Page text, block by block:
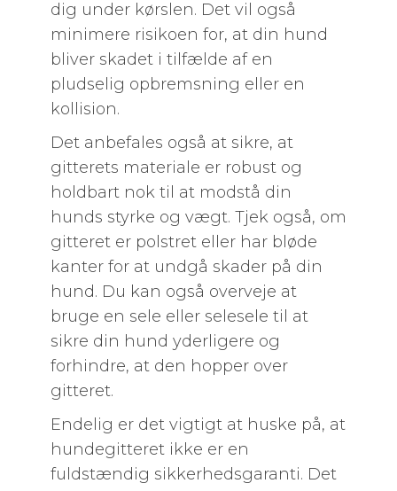
dig under kørslen. Det vil også
minimere risikoen for, at din hund
bliver skadet i tilfælde af en
pludselig opbremsning eller en
kollision.
Det anbefales også at sikre, at
gitterets materiale er robust og
holdbart nok til at modstå din
hunds styrke og vægt. Tjek også, om
gitteret er polstret eller har bløde
kanter for at undgå skader på din
hund. Du kan også overveje at
bruge en sele eller selesele til at
sikre din hund yderligere og
forhindre, at den hopper over
gitteret.
Endelig er det vigtigt at huske på, at
hundegitteret ikke er en
fuldstændig sikkerhedsgaranti. Det